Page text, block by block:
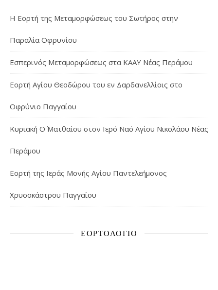
Η Εορτή της Μεταμορφώσεως του Σωτήρος στην
Παραλία Οφρυνίου
Εσπερινός Μεταμορφώσεως στα ΚΑΑΥ Νέας Περάμου
Εορτή Αγίου Θεοδώρου του εν Δαρδανελλίοις στο
Οφρύνιο Παγγαίου
Κυριακή Θ΄ Ματθαίου στον Ιερό Ναό Αγίου Νικολάου Νέας
Περάμου
Εορτή της Ιεράς Μονής Αγίου Παντελεήμονος
Χρυσοκάστρου Παγγαίου
ΕΟΡΤΟΛΌΓΙΟ